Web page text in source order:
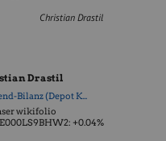
Christian Drastil
Drastil
Bilanz (Depot K...
wikifolio
+0.04%